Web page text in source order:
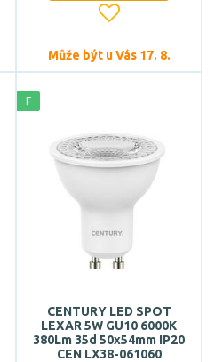
Může být u Vás 17. 8.
F
CENTURY LED SPOT
LEXAR 5W GU10 6000K
380Lm 35d 50x54mm IP20
CEN LX38-061060